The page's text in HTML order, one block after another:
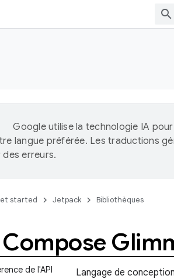
Google utilise la technologie IA
langue préférée. Les traductions
erreurs.
started Jetpack Bibliothèques
de l'API
Langage de